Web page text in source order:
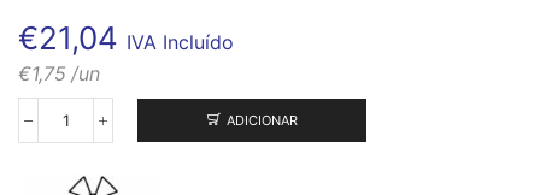
€21,04 IVA Incluído
€1,75 /un
Quantidade
Baba
ADICIONAR